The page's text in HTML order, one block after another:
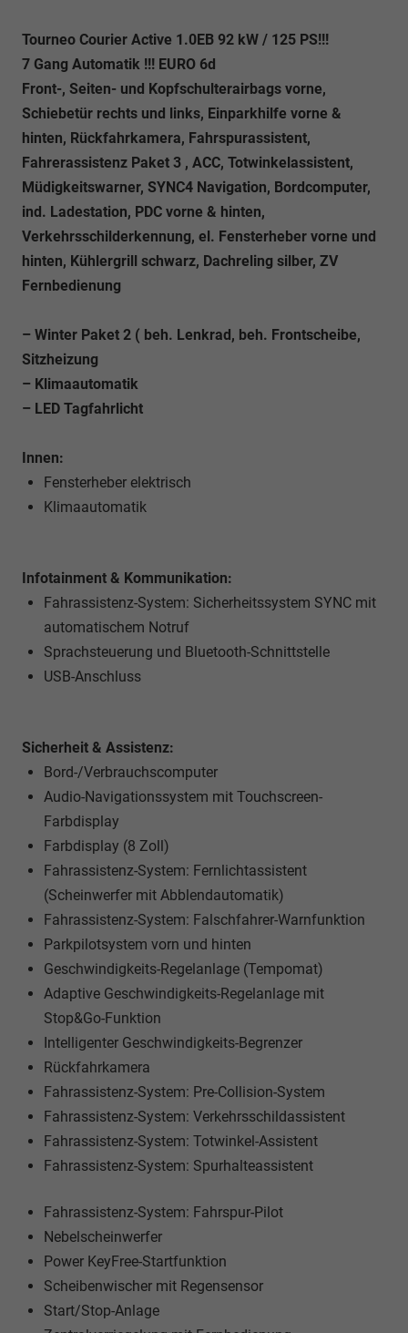
Tourneo Courier Active 1.0EB 92 kW / 125 PS!!!
7 Gang Automatik !!! EURO 6d
Front-, Seiten- und Kopfschulterairbags vorne,
Schiebetür rechts und links, Einparkhilfe vorne &
hinten, Rückfahrkamera, Fahrspurassistent,
Fahrerassistenz Paket 3 , ACC, Totwinkelassistent,
Müdigkeitswarner, SYNC4 Navigation, Bordcomputer,
ind. Ladestation, PDC vorne & hinten,
Verkehrsschilderkennung, el. Fensterheber vorne und
hinten, Kühlergrill schwarz, Dachreling silber, ZV
Fernbedienung
– Winter Paket 2 ( beh. Lenkrad, beh. Frontscheibe,
Sitzheizung
– Klimaautomatik
– LED Tagfahrlicht
Innen:
Fensterheber elektrisch
Klimaautomatik
Infotainment & Kommunikation:
Fahrassistenz-System: Sicherheitssystem SYNC mit
automatischem Notruf
Sprachsteuerung und Bluetooth-Schnittstelle
USB-Anschluss
Sicherheit & Assistenz:
Bord-/Verbrauchscomputer
Audio-Navigationssystem mit Touchscreen-
Farbdisplay
Farbdisplay (8 Zoll)
Fahrassistenz-System: Fernlichtassistent
(Scheinwerfer mit Abblendautomatik)
Fahrassistenz-System: Falschfahrer-Warnfunktion
Parkpilotsystem vorn und hinten
Geschwindigkeits-Regelanlage (Tempomat)
Adaptive Geschwindigkeits-Regelanlage mit
Stop&Go-Funktion
Intelligenter Geschwindigkeits-Begrenzer
Rückfahrkamera
Fahrassistenz-System: Pre-Collision-System
Fahrassistenz-System: Verkehrsschildassistent
Fahrassistenz-System: Totwinkel-Assistent
Fahrassistenz-System: Spurhalteassistent
Fahrassistenz-System: Fahrspur-Pilot
Nebelscheinwerfer
Power KeyFree-Startfunktion
Scheibenwischer mit Regensensor
Start/Stop-Anlage